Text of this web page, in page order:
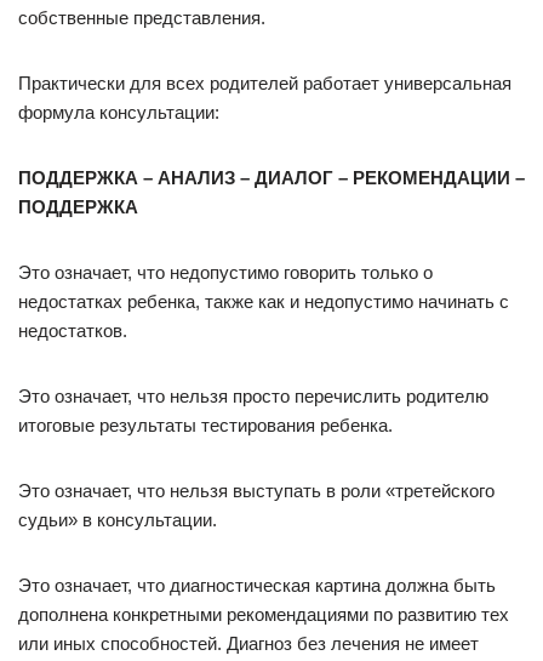
собственные представления.
Практически для всех родителей работает универсальная
формула консультации:
ПОДДЕРЖКА – АНАЛИЗ – ДИАЛОГ – РЕКОМЕНДАЦИИ –
ПОДДЕРЖКА
Это означает, что недопустимо говорить только о
недостатках ребенка, также как и недопустимо начинать с
недостатков.
Это означает, что нельзя просто перечислить родителю
итоговые результаты тестирования ребенка.
Это означает, что нельзя выступать в роли «третейского
судьи» в консультации.
Это означает, что диагностическая картина должна быть
дополнена конкретными рекомендациями по развитию тех
или иных способностей. Диагноз без лечения не имеет